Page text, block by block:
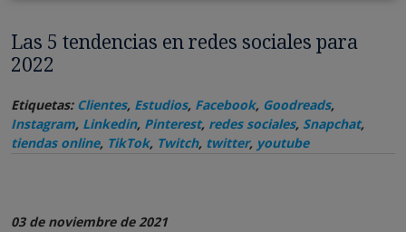
Las 5 tendencias en redes sociales para
2022
Etiquetas: Clientes, Estudios, Facebook, Goodreads,
Instagram, Linkedin, Pinterest, redes sociales, Snapchat,
tiendas online, TikTok, Twitch, twitter, youtube
03 de noviembre de 2021